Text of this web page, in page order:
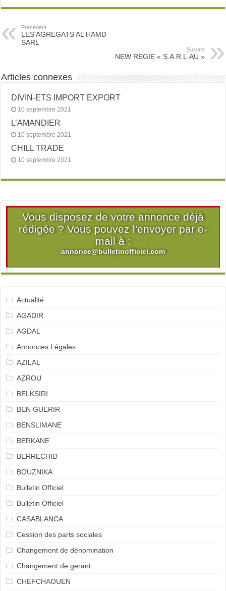
Précédent
LES AGREGATS AL HAMD
SARL
Suivant
NEW REGIE « S.A.R.L.AU »
Articles connexes
DIVIN-ETS IMPORT EXPORT
10 septembre 2021
L’AMANDIER
10 septembre 2021
CHILL TRADE
10 septembre 2021
Vous disposez de votre annonce déjà
rédigée ? Vous pouvez l'envoyer par e-
mail à :
annonce@bulletinofficiel.com
Actualité
AGADIR
AGDAL
Annonces Légales
AZILAL
AZROU
BELKSIRI
BEN GUERIR
BENSLIMANE
BERKANE
BERRECHID
BOUZNIKA
Bulletin Officiel
Bulletin Officiel
CASABLANCA
Cession des parts sociales
Changement de dénomination
Changement de gerant
CHEFCHAOUEN